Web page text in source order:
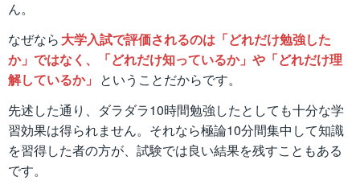
ん。
なぜなら 大学入試で評価されるのは「どれだけ勉強した
か」ではなく、「どれだけ知っているか」や「どれだけ理
解しているか」 ということだからです。
先述した通り、ダラダラ10時間勉強したとしても十分な学
習効果は得られません。それなら極論10分間集中して知識
を習得した者の方が、試験では良い結果を残すこともある
です。